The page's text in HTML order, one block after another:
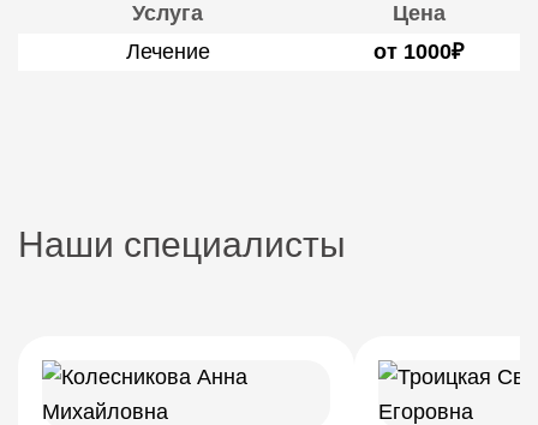
Услуга
Цена
Лечение
от 1000₽
Наши специалисты